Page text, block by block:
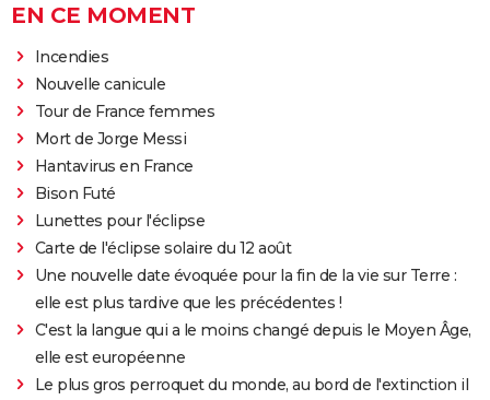
EN CE MOMENT
Incendies
Nouvelle canicule
Tour de France femmes
Mort de Jorge Messi
Hantavirus en France
Bison Futé
Lunettes pour l'éclipse
Carte de l'éclipse solaire du 12 août
Une nouvelle date évoquée pour la fin de la vie sur Terre :
elle est plus tardive que les précédentes !
C'est la langue qui a le moins changé depuis le Moyen Âge,
elle est européenne
Le plus gros perroquet du monde, au bord de l'extinction il